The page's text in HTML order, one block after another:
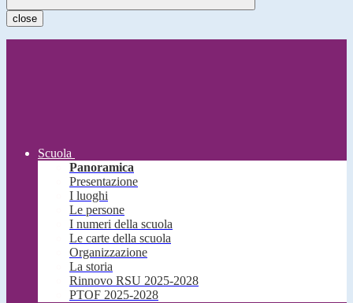
close
Scuola
Panoramica
Presentazione
I luoghi
Le persone
I numeri della scuola
Le carte della scuola
Organizzazione
La storia
Rinnovo RSU 2025-2028
PTOF 2025-2028